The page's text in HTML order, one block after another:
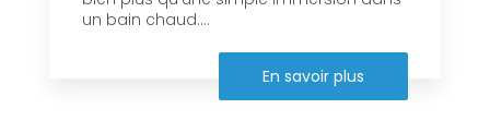
un bain chaud....
En savoir plus